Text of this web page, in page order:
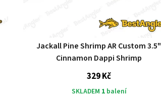
Jackall Pine Shrimp AR Custom 3.5"
Cinnamon Dappi Shrimp
329 Kč
SKLADEM 1balení